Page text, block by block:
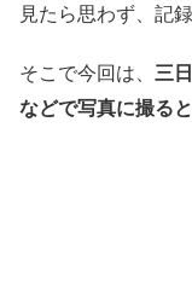
見たら思わず、記
そこで今回は、 三
などで写真に撮る